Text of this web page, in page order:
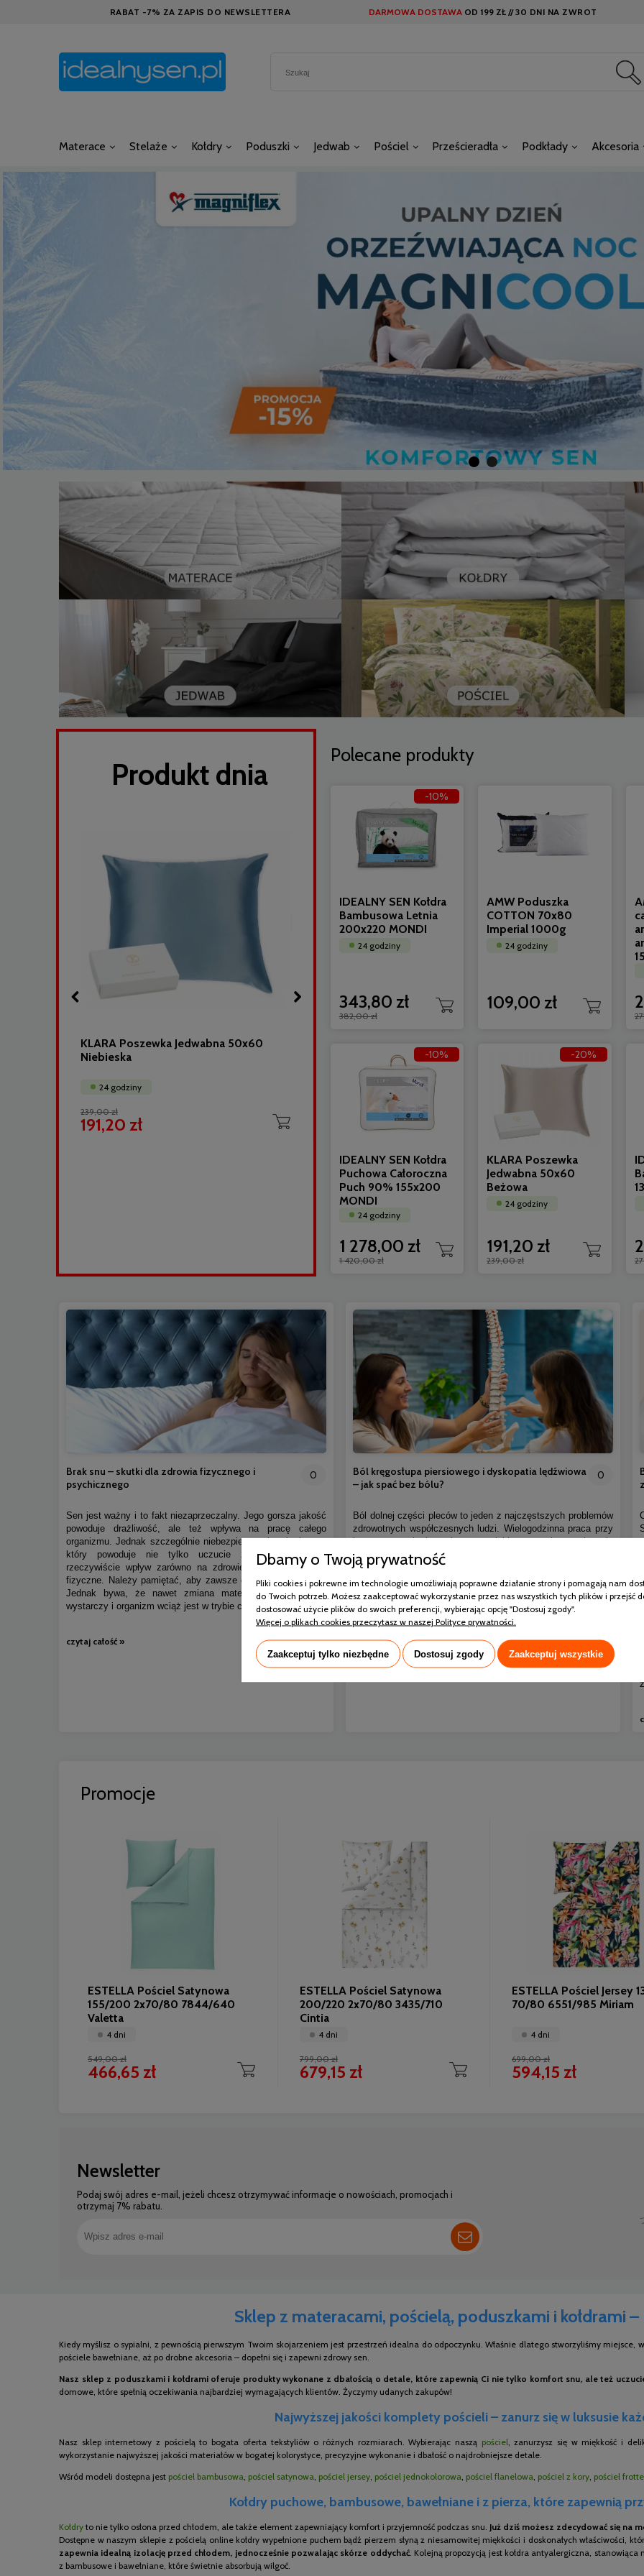
RABAT -7% ZA ZAPIS DO NEWSLETTERA DARMOWA DOSTAWA OD 199 ZŁ //30 DNI NA ZWROT
Materace Stelaże Kołdry Poduszki Jedwab Pościel Prześcieradła Podkłady Akcesoria
Produkt dnia
KLARA Poszewka Jedwabna 50x60
Niebieska
24 godziny
239,00 zł
191,20 zł
całoroczna antyalergiczna 200x220
24 godziny
217,00 zł
195,30 zł
KLARA
Różowa
159,20
Polecane produkty
IDEALNY SEN Kołdra
Bambusowa Letnia
200x220 MONDI
24 godziny
343,80 zł
382,00 zł
-10%
AMW Poduszka
COTTON 70x80
Imperial 1000g
24 godziny
109,00 zł
IDEALNY SEN Kołdra
Puchowa Całoroczna
Puch 90% 155x200
MONDI
24 godziny
1 278,00 zł
1 420,00 zł
-10%
KLARA Poszewka
Jedwabna 50x60
Beżowa
24 godziny
191,20 zł
239,00 zł
-20%
Brak snu – skutki dla zdrowia fizycznego i
psychicznego
0
Sen jest ważny i to fakt niezaprzeczalny. Jego gorsza jakość
powoduje drażliwość, ale też wpływa na pracę całego
organizmu. Jednak szczególnie niebezpieczny jest brak snu,
który powoduje nie tylko uczucie znużenia, ale ma
rzeczywiście wpływ zarówno na zdrowie psychiczne, jak i
fizyczne. Należy pamiętać, aby zawsze dbać o higienę snu.
Jednak bywa, że nawet zmiana materaca na nowy nie
wystarczy i organizm wciąż jest w trybie czujności.
czytaj całość »
Ból kręgosłupa piersiowego i dyskopatia lędźwiowa
– jak spać bez bólu?
0
Ból dolnej części pleców to jeden z najczęstszych problemów
zdrowotnych współczesnych ludzi. Wielogodzinna praca przy
komputerze, brak ruchu, przewlekły stres i przeciążanie
organizmu sprawiają, że coraz więcej osób zmaga się z
dolegliwościami kręgosłupa. Jedną z najczęstszych przyczyn
bólu w odcinku lędźwiowym jest dyskopatia lędźwiowa.
Problem ten nie wpływa wyłącznie na komfort poruszania się.
Bardzo często utrudnia również odpoczynek, pogarsza jakość
snu i sprawia, że organizm nie może prawidłowo się
czytaj całość »
Promocje
ESTELLA Pościel Satynowa
155/200 2x70/80 7844/640
Valetta
4 dni
549,00 zł
466,65 zł
ESTELLA Pościel Satynowa
200/220 2x70/80 3435/710
Cintia
4 dni
799,00 zł
679,15 zł
ESTELLA Pościel Jersey
70/80 6551/985 Miriam
4 dni
699,00 zł
594,15 zł
Newsletter
Podaj swój adres e-mail, jeżeli chcesz otrzymywać informacje o nowościach, promocjach i
otrzymaj 7% rabatu.
Sklep z materacami, pościelą, poduszkami i kołdrami
Kiedy myślisz o sypialni, z pewnością pierwszym Twoim skojarzeniem jest przestrzeń idealna do odpoczynku. Właśnie dlatego stworzyliśmy
pościele bawełniane, aż po drobne akcesoria – dopełni się i zapewni zdrowy sen.
Nasz sklep z poduszkami i kołdrami oferuje produkty wykonane z dbałością o detale, które zapewnią Ci nie tylko komfort snu, ale też
domowe, które spełnią oczekiwania najbardziej wymagających klientów. Życzymy udanych zakupów!
Najwyższej jakości komplety pościeli – zanurz się w luksusie
Nasz sklep internetowy z pościelą to bogata oferta tekstyliów o różnych rozmiarach. Wybierając naszą pościel , zanurzysz się w miękkość i
wykorzystanie najwyższej jakości materiałów w bogatej kolorystyce, precyzyjne wykonanie i dbałość o najdrobniejsze detale.
Wśród modeli dostępna jest pościel bambusowa pościel satynowa pościel jersey pościel jednokolorowa pościel flanelowa pościel z kory pościel frotte
Kołdry puchowe, bambusowe, bawełniane i z pierza, które zapewnią
Kołdry to nie tylko osłona przed chłodem, ale także element zapewniający komfort i przyjemność podczas snu. Już dziś możesz zdecydować się na
Dostępne w naszym sklepie z pościelą online kołdry wypełnione puchem bądź pierzem słyną z niesamowitej miękkości i doskonałych właściwości,
zapewnia idealną izolację przed chłodem, jednocześnie pozwalając skórze oddychać. Kolejną propozycją jest kołdra antyalergiczna,
z bambusowe i bawełniane, które świetnie absorbują wilgoć.
Dbamy o Twoją prywatność
Pliki cookies i pokrewne im technologie umożliwiają poprawne działanie strony i pomagają nam
do Twoich potrzeb. Możesz zaakceptować wykorzystanie przez nas wszystkich tych plików i przejść
dostosować użycie plików do swoich preferencji, wybierając opcję "Dostosuj zgody".
Więcej o plikach cookies przeczytasz w naszej Polityce prywatności.
Zaakceptuj tylko niezbędne Dostosuj zgody Zaakceptuj wszystkie